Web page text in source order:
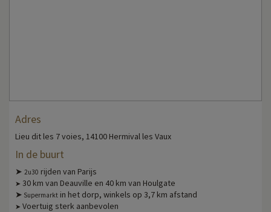
Adres
Lieu dit les 7 voies, 14100 Hermival les Vaux
In de buurt
➤ 2u30 rijden van Parijs
➤ 30 km van Deauville en 40 km van Houlgate
➤ Supermarkt in het dorp, winkels op 3,7 km afstand
➤ Voertuig sterk aanbevolen